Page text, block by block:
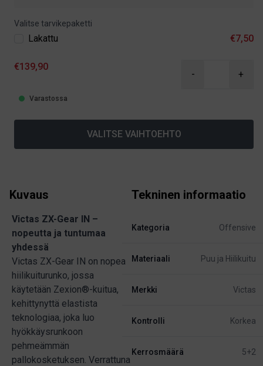
Valitse tarvikepaketti
Lakattu €7,50
€139,90
- +
Varastossa
VALITSE VAIHTOEHTO
Kuvaus
Victas ZX-Gear IN –
nopeutta ja tuntumaa
yhdessä
Victas ZX-Gear IN on nopea
hiilikuiturunko, jossa
käytetään Zexion®-kuitua,
kehittynyttä elastista
teknologiaa, joka luo
hyökkäysrunkoon
pehmeämmän
pallokosketuksen. Verrattuna
Tekninen informaatio
Kategoria Offensive
Materiaali Puu ja Hiilikuitu
Merkki Victas
Kontrolli Korkea
Kerrosmäärä 5+2